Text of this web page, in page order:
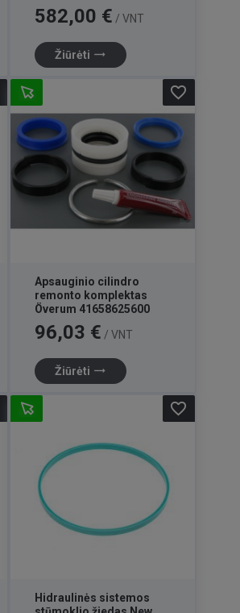
Kaina
582,00 € / VNT
Žiūrėti trending_flat
Apsauginio cilindro
remonto komplektas
Överum 41658625600
Kaina
96,03 € / VNT
Žiūrėti trending_flat
favorite_border
Hidraulinės sistemos
favorite_border